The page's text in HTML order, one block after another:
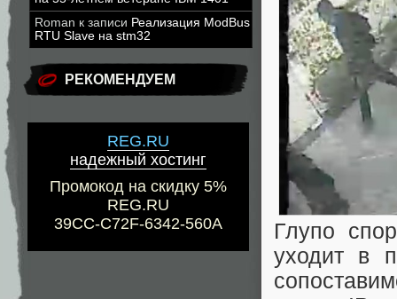
Roman к записи Реализация ModBus
RTU Slave на stm32
РЕКОМЕНДУЕМ
REG.RU
надежный хостинг
Промокод на скидку 5%
REG.RU
39CC-C72F-6342-560A
Глупо
уходит в